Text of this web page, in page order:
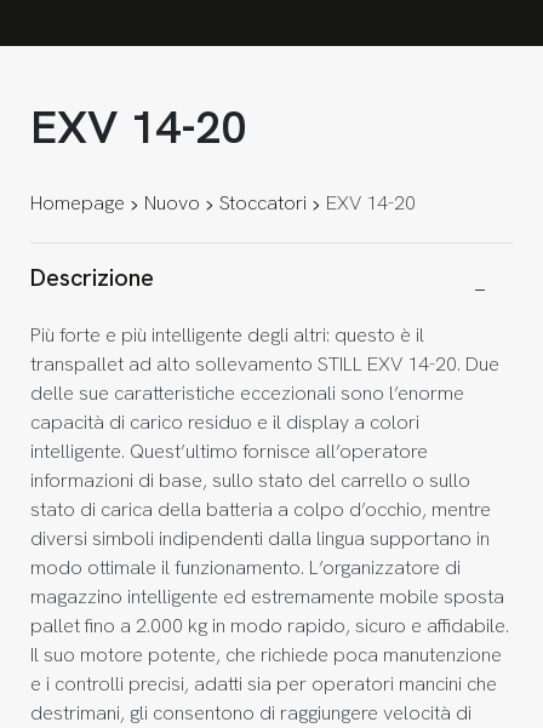
EXV 14-20
Homepage Nuovo Stoccatori EXV 14-20
Descrizione
Più forte e più intelligente degli altri: questo è il
transpallet ad alto sollevamento STILL EXV 14-20. Due
delle sue caratteristiche eccezionali sono l’enorme
capacità di carico residuo e il display a colori
intelligente. Quest’ultimo fornisce all’operatore
informazioni di base, sullo stato del carrello o sullo
stato di carica della batteria a colpo d’occhio, mentre
diversi simboli indipendenti dalla lingua supportano in
modo ottimale il funzionamento. L’organizzatore di
magazzino intelligente ed estremamente mobile sposta
pallet fino a 2.000 kg in modo rapido, sicuro e affidabile.
Il suo motore potente, che richiede poca manutenzione
e i controlli precisi, adatti sia per operatori mancini che
destrimani, gli consentono di raggiungere velocità di